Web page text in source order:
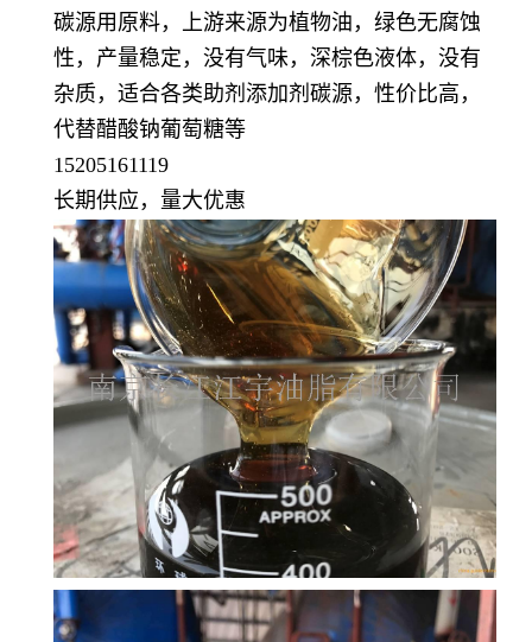
碳源用原料，上游来源为植物油，绿色无腐蚀
性，产量稳定，没有气味，深棕色液体，没有
杂质，适合各类助剂添加剂碳源，性价比高，
代替醋酸钠葡萄糖等
15205161119
长期供应，量大优惠